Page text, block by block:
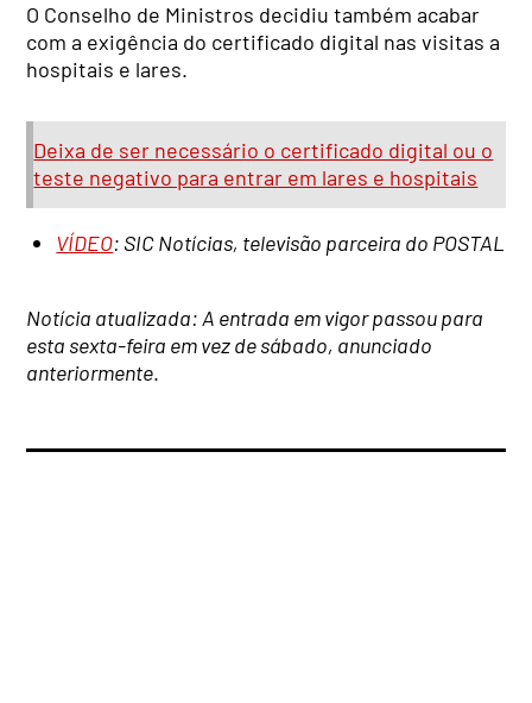
O Conselho de Ministros decidiu também acabar
com a exigência do certificado digital nas visitas a
hospitais e lares.
Deixa de ser necessário o certificado digital ou o
teste negativo para entrar em lares e hospitais
VÍDEO: SIC Notícias, televisão parceira do POSTAL
Notícia atualizada: A entrada em vigor passou para
esta sexta-feira em vez de sábado, anunciado
anteriormente.